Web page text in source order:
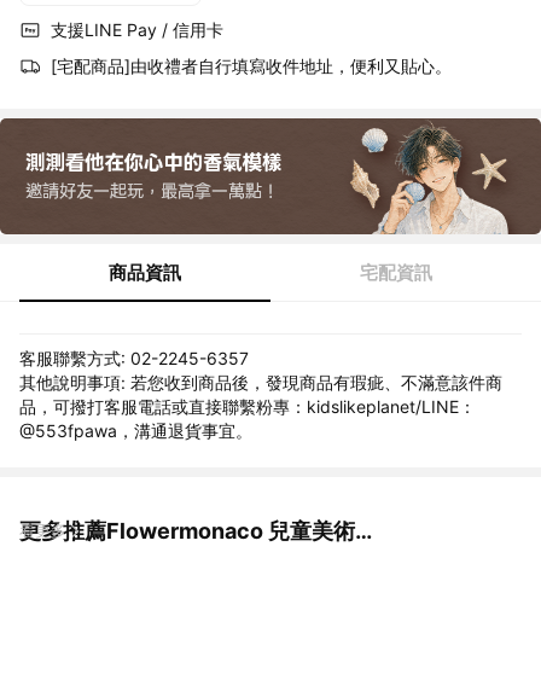
支援LINE Pay / 信用卡
[宅配商品]由收禮者自行填寫收件地址，便利又貼心。
商品資訊 宅配資訊
客服聯繫方式: 02-2245-6357
其他說明事項: 若您收到商品後，發現商品有瑕疵、不滿意該件商
品，可撥打客服電話或直接聯繫粉專：kidslikeplanet/LINE：
@553fpawa，溝通退貨事宜。
更多推薦Flowermonaco 兒童美術用品
看更多